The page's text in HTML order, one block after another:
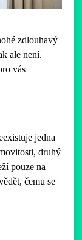
zdlouhavý
ale není.
vás
jedna
druhý
pouze na
čemu se